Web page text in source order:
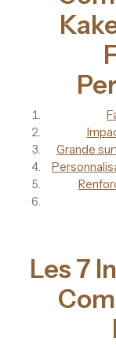
Grande
Les 7